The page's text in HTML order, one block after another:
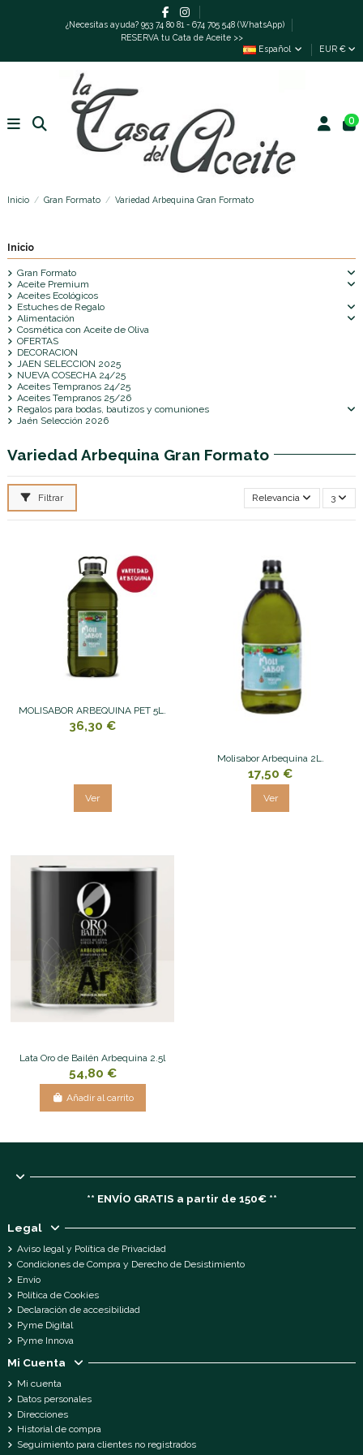
¿Necesitas ayuda? 953 74 80 81 - 674 705 548 (WhatsApp)
RESERVA tu Cata de Aceite >>
Español
EUR €
0
Inicio Gran Formato Variedad Arbequina Gran Formato
Variedad Arbequina Gran Formato
Filtrar Relevancia 3
MOLISABOR ARBEQUINA PET 5L.
36,30 €
Ver
Molisabor Arbequina 2L.
17,50 €
Ver
Lata Oro de Bailén Arbequina 2.5l
54,80 €
Añadir al carrito
Inicio
Gran Formato
Aceite Premium
Aceites Ecológicos
Estuches de Regalo
Alimentación
Cosmética con Aceite de Oliva
OFERTAS
DECORACION
JAEN SELECCION 2025
NUEVA COSECHA 24/25
Aceites Tempranos 24/25
Aceites Tempranos 25/26
Regalos para bodas, bautizos y comuniones
Jaén Selección 2026
** ENVÍO GRATIS a partir de 150€ **
Legal
Aviso legal y Política de Privacidad
Condiciones de Compra y Derecho de Desistimiento
Envío
Política de Cookies
Declaración de accesibilidad
Pyme Digital
Pyme Innova
Mi Cuenta
Mi cuenta
Datos personales
Direcciones
Historial de compra
Seguimiento para clientes no registrados